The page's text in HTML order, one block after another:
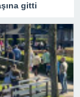
gitti